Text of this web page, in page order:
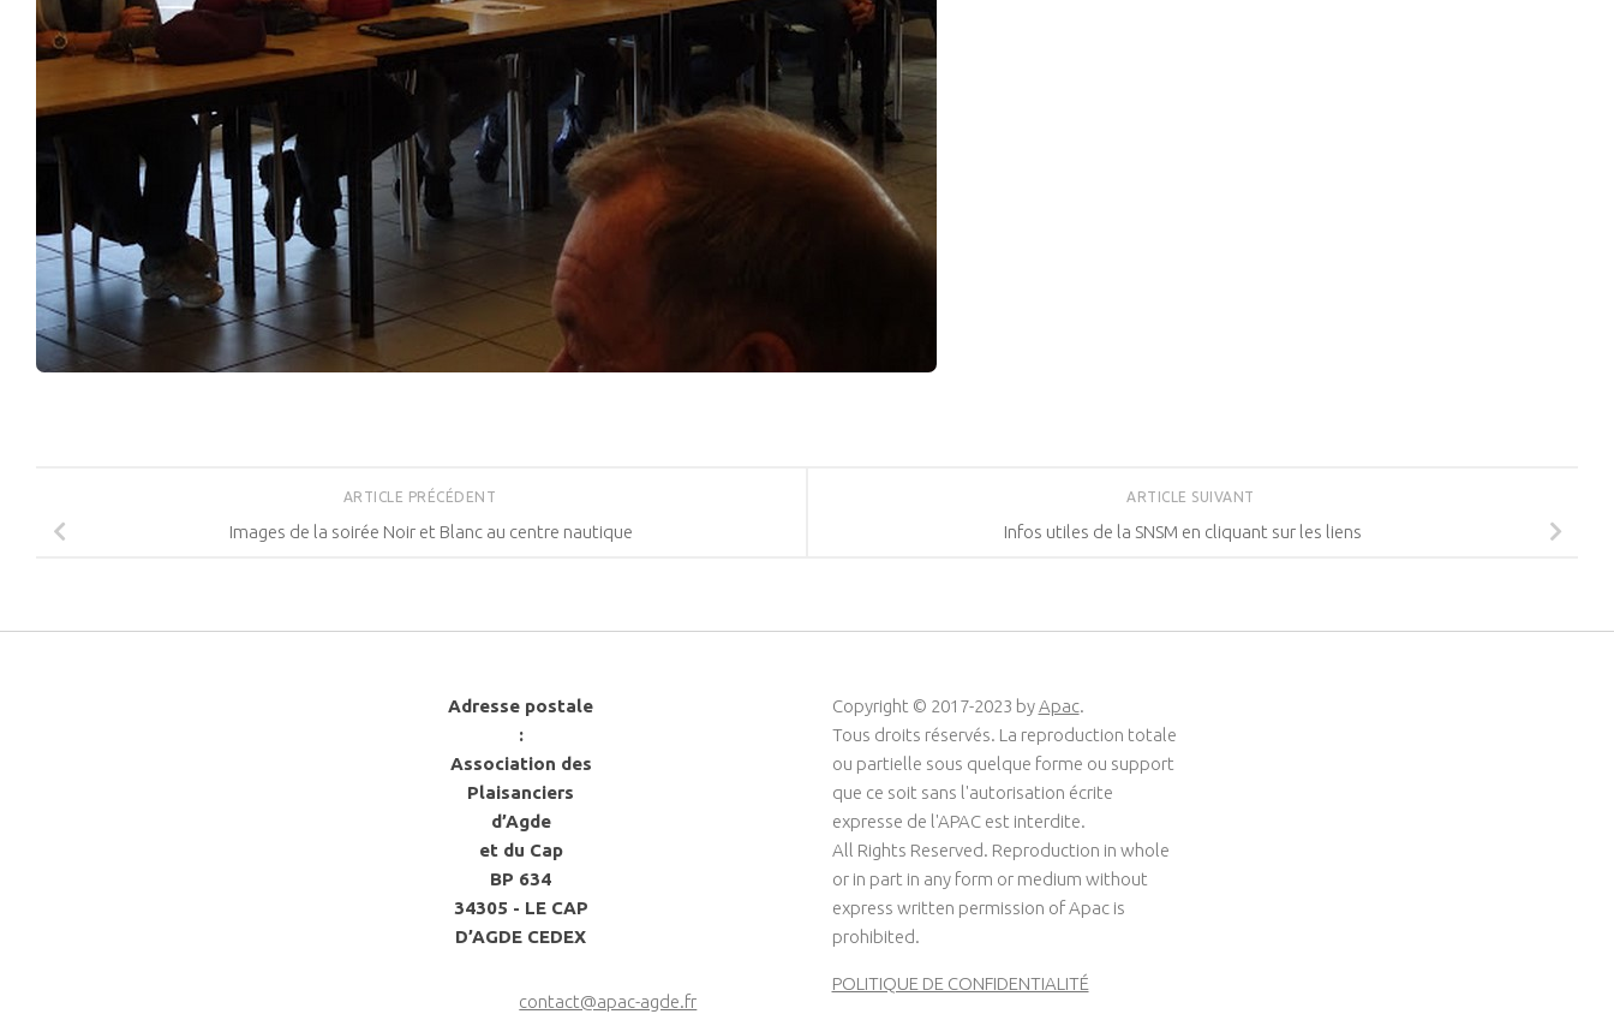
ARTICLE SUIVANT
Infos utiles de la SNSM en cliquant sur les liens
ARTICLE PRÉCÉDENT
Images de la soirée Noir et Blanc au centre nautique
Adresse postale
:
Association des
Plaisanciers
d’Agde
et du Cap
BP 634
34305 - LE CAP
D’AGDE CEDEX
contact@apac-agde.fr
Copyright © 2017-2023 byApac.
Tous droits réservés. La reproduction totale
ou partielle sous quelque forme ou support
que ce soit sans l'autorisation écrite
expresse de l'APAC est interdite.
All Rights Reserved. Reproduction in whole
or in part in any form or medium without
express written permission of Apac is
prohibited.
POLITIQUE DE CONFIDENTIALITÉ